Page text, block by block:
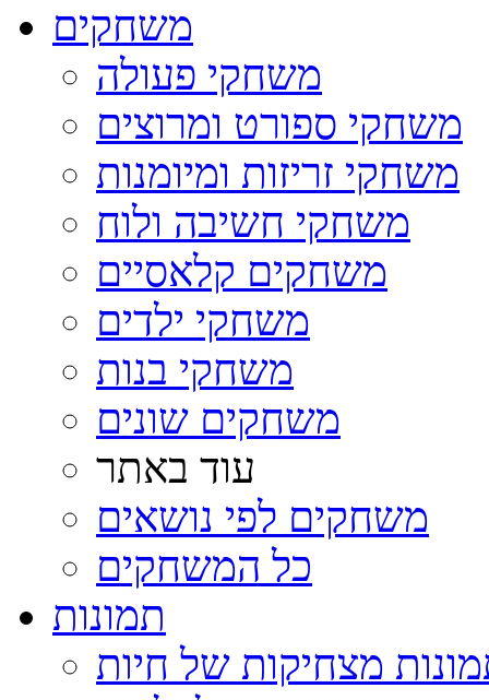
משחקים
משחקי פעולה
משחקי ספורט ומרוצים
משחקי זריזות ומיומנות
משחקי חשיבה ולוח
משחקים קלאסיים
משחקי ילדים
משחקי בנות
משחקים שונים
עוד באתר
משחקים לפי נושאים
כל המשחקים
תמונות
מצחיקות של חיות